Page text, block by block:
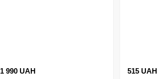
1 990 UAH 515 UAH